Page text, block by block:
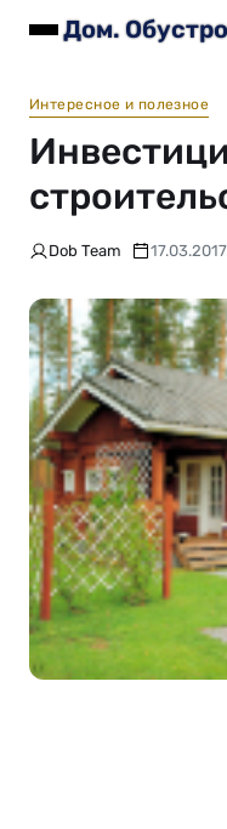
Дом.
Интересное и полезное
Dob Team 17.03.2017